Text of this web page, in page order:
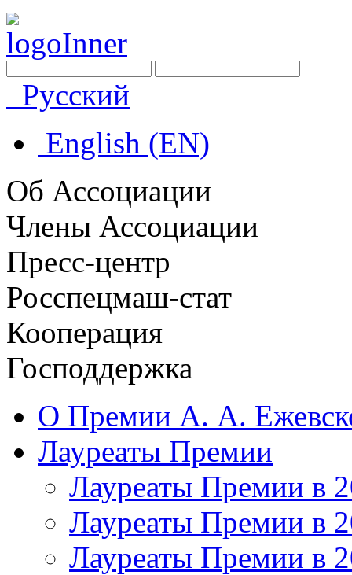
Русский
English (EN)
Об Ассоциации
Члены Ассоциации
Пресс-центр
Росспецмаш-стат
Кооперация
Господдержка
О Премии А. А.
Лауреаты Премии
Лауреаты Премии в
Лауреаты Премии в
Лауреаты Премии в